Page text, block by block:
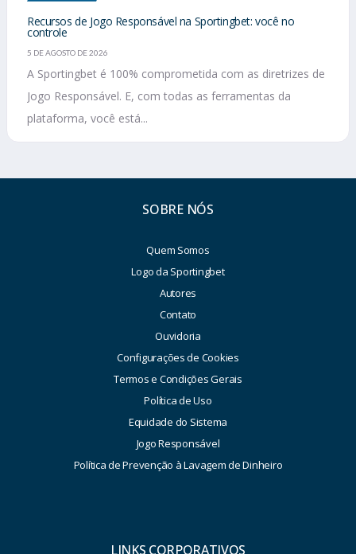
Recursos de Jogo Responsável na Sportingbet: você no
controle
5 DE AGOSTO DE 2026
A Sportingbet é 100% comprometida com as diretrizes de
Jogo Responsável. E, com todas as ferramentas da
plataforma, você está...
SOBRE NÓS
Quem Somos
Logo da Sportingbet
Autores
Contato
Ouvidoria
Configurações de Cookies
Termos e Condições Gerais
Política de Uso
Equidade do Sistema
Jogo Responsável
Política de Prevenção à Lavagem de Dinheiro
LINKS CORPORATIVOS